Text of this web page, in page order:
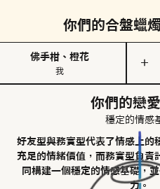
你們的合盤蠟
佛手柑、橙花
我
＋
你們的戀
穩定的情感
好友型與務實型代表了情感上的
充足的情緒價值，而務實型負責
同構建一個穩定的情感基礎，
力。